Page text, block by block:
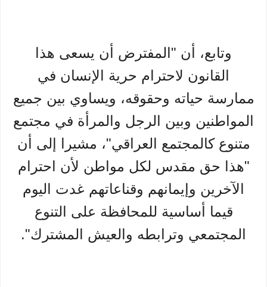
وتابع، أن "المفترض أن يسعى هذا
القانون لاحترام حرية الإنسان في
ممارسة حياته وحقوقه، ويساوي بين جميع
المواطنين وبين الرجل والمرأة في مجتمع
متنوع كالمجتمع العراقي"، مشيرا إلى أن
"هذا حق مقدس لكل مواطن لأن احترام
الآخرين وإيمانهم وقناعاتهم غدت اليوم
قيما أساسية للمحافظة على التنوع
المجتمعي وترابطه والعيش المشترك".